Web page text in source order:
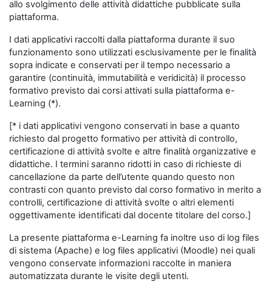
allo svolgimento delle attività didattiche pubblicate sulla
piattaforma.
I dati applicativi raccolti dalla piattaforma durante il suo
funzionamento sono utilizzati esclusivamente per le finalità
sopra indicate e conservati per il tempo necessario a
garantire (continuità, immutabilità e veridicità) il processo
formativo previsto dai corsi attivati sulla piattaforma e-
Learning (*).
[* i dati applicativi vengono conservati in base a quanto
richiesto dal progetto formativo per attività di controllo,
certificazione di attività svolte e altre finalità organizzative e
didattiche. I termini saranno ridotti in caso di richieste di
cancellazione da parte dell’utente quando questo non
contrasti con quanto previsto dal corso formativo in merito a
controlli, certificazione di attività svolte o altri elementi
oggettivamente identificati dal docente titolare del corso.]
La presente piattaforma e-Learning fa inoltre uso di log files
di sistema (Apache) e log files applicativi (Moodle) nei quali
vengono conservate informazioni raccolte in maniera
automatizzata durante le visite degli utenti.